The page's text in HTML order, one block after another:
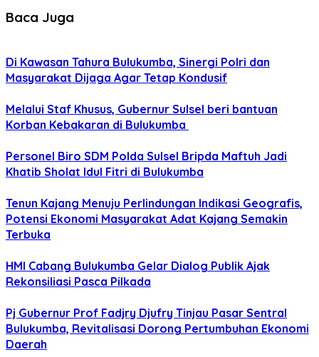
Baca Juga
Di Kawasan Tahura Bulukumba, Sinergi Polri dan
Masyarakat Dijaga Agar Tetap Kondusif
Melalui Staf Khusus, Gubernur Sulsel beri bantuan
Korban Kebakaran di Bulukumba
Personel Biro SDM Polda Sulsel Bripda Maftuh Jadi
Khatib Sholat Idul Fitri di Bulukumba
Tenun Kajang Menuju Perlindungan Indikasi Geografis,
Potensi Ekonomi Masyarakat Adat Kajang Semakin
Terbuka
HMI Cabang Bulukumba Gelar Dialog Publik Ajak
Rekonsiliasi Pasca Pilkada
Pj Gubernur Prof Fadjry Djufry Tinjau Pasar Sentral
Bulukumba, Revitalisasi Dorong Pertumbuhan Ekonomi
Daerah